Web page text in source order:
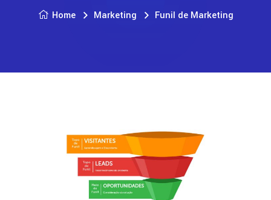
Home Marketing Funil de Marketing